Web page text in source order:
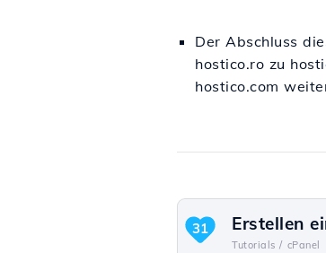
Der Abschluss
hostico.ro zu
hostico.com
Erstellen
Tutorials / cPanel
31